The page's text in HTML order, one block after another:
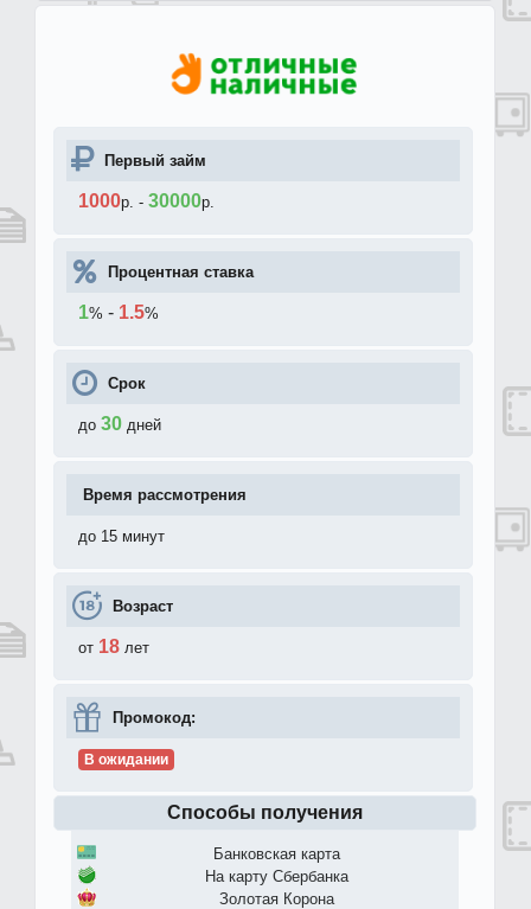
Первый займ
1000р. - 30000р.
Процентная ставка
1% - 1.5%
Срок
до 30 дней
Время рассмотрения
до 15 минут
Возраст
от 18 лет
Промокод:
В ожидании
Способы получения
Банковская карта
На карту Сбербанка
Золотая Корона